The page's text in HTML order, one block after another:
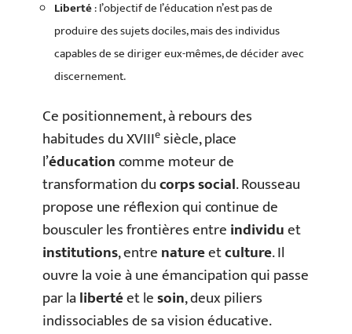
Liberté: l’objectif de l’éducation n’est pas de
produire des sujets dociles, mais des individus
capables de se diriger eux-mêmes, de décider avec
discernement.
Ce positionnement, à rebours des
habitudes du XVIIIesiècle, place
l’éducationcomme moteur de
transformation ducorps social. Rousseau
propose une réflexion qui continue de
bousculer les frontières entreindividuet
institutions, entrenatureetculture. Il
ouvre la voie à une émancipation qui passe
par lalibertéet lesoin, deux piliers
indissociables de sa vision éducative.